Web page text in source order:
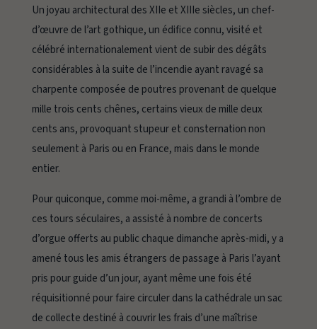
Un joyau architectural des XIIe et XIIIe siècles, un chef-
d’œuvre de l’art gothique, un édifice connu, visité et
célébré internationalement vient de subir des dégâts
considérables à la suite de l’incendie ayant ravagé sa
charpente composée de poutres provenant de quelque
mille trois cents chênes, certains vieux de mille deux
cents ans, provoquant stupeur et consternation non
seulement à Paris ou en France, mais dans le monde
entier.
Pour quiconque, comme moi-même, a grandi à l’ombre de
ces tours séculaires, a assisté à nombre de concerts
d’orgue offerts au public chaque dimanche après-midi, y a
amené tous les amis étrangers de passage à Paris l’ayant
pris pour guide d’un jour, ayant même une fois été
réquisitionné pour faire circuler dans la cathédrale un sac
de collecte destiné à couvrir les frais d’une maîtrise